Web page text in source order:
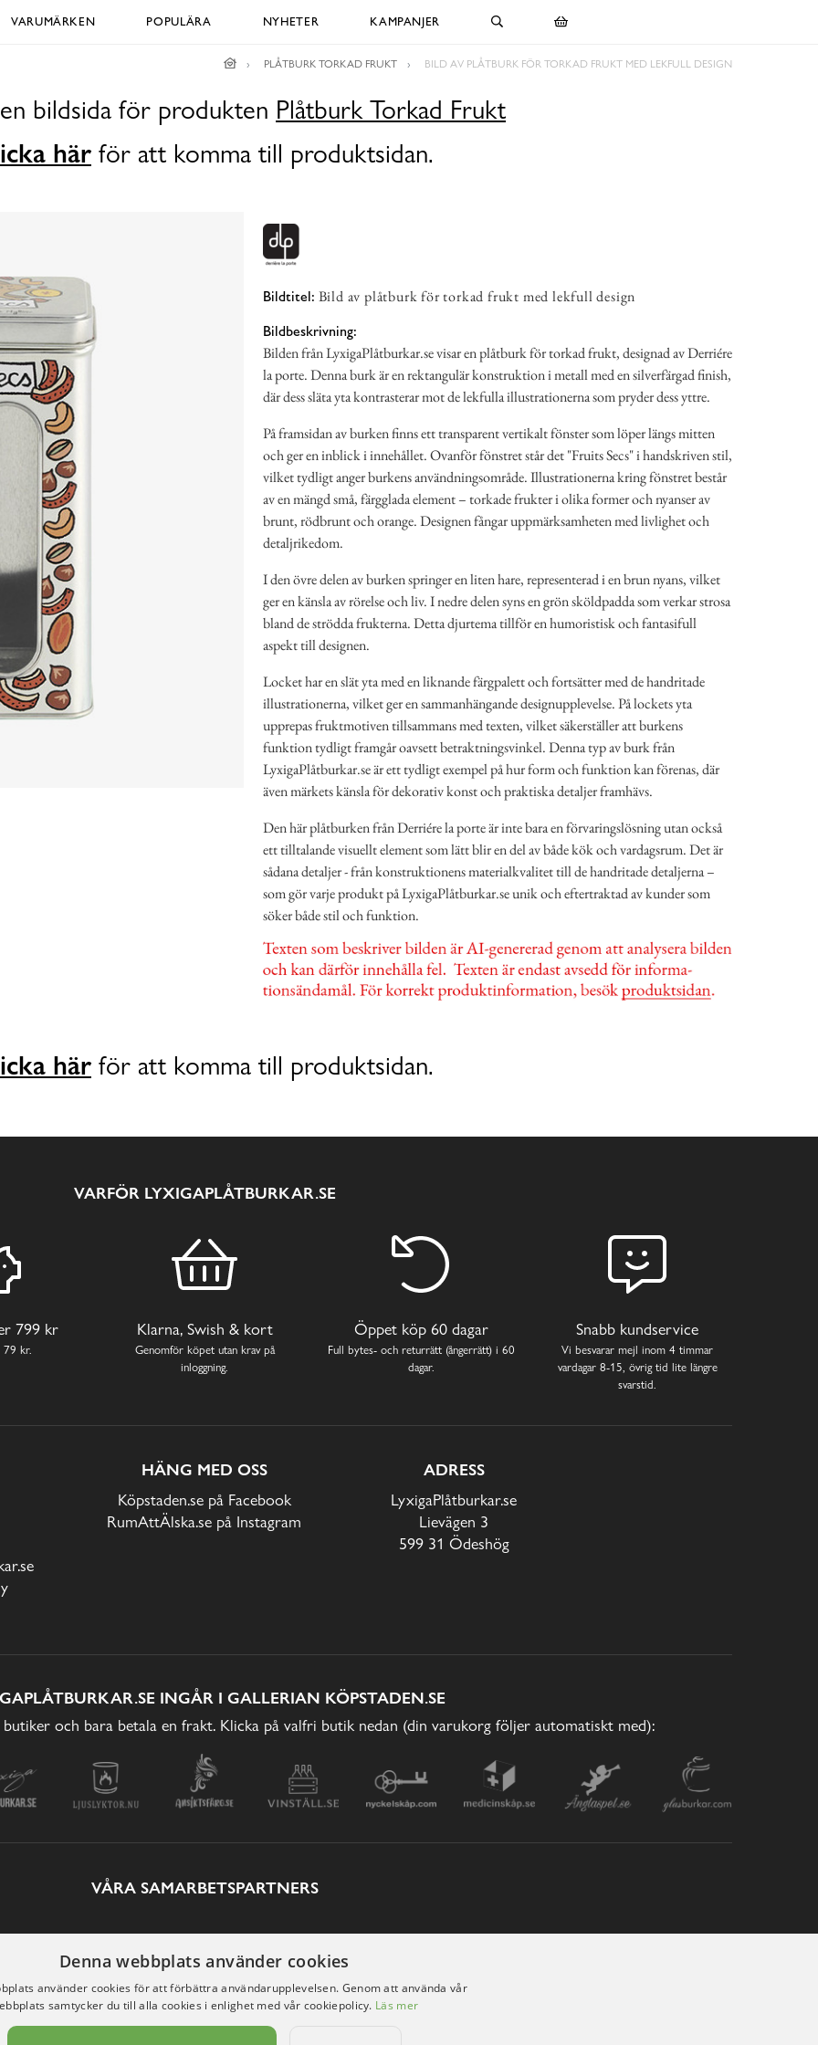
VARUMÄRKEN POPULÄRA NYHETER KAMPANJER
PLÅTBURK TORKAD FRUKT BILD AV PLÅTBURK FÖR TORKAD FRUKT MED LEKFULL DESIGN
bildsida för produkten Plåtburk Torkad Frukt
här för att komma till produktsidan.
Bildtitel: Bild av plåtburk för torkad frukt med lekfull design
Bildbeskrivning:
Bilden från LyxigaPlåtburkar.se visar en plåtburk för torkad frukt, designad av Derriére
la porte. Denna burk är en rektangulär konstruktion i metall med en silverfärgad finish,
där dess släta yta kontrasterar mot de lekfulla illustrationerna som pryder dess yttre.
På framsidan av burken finns ett transparent vertikalt fönster som löper längs mitten
och ger en inblick i innehållet. Ovanför fönstret står det "Fruits Secs" i handskriven stil,
vilket tydligt anger burkens användningsområde. Illustrationerna kring fönstret består
av en mängd små, färgglada element – torkade frukter i olika former och nyanser av
brunt, rödbrunt och orange. Designen fångar uppmärksamheten med livlighet och
detaljrikedom.
I den övre delen av burken springer en liten hare, representerad i en brun nyans, vilket
ger en känsla av rörelse och liv. I nedre delen syns en grön sköldpadda som verkar strosa
bland de strödda frukterna. Detta djurtema tillför en humoristisk och fantasifull
aspekt till designen.
Locket har en slät yta med en liknande färgpalett och fortsätter med de handritade
illustrationerna, vilket ger en sammanhängande designupplevelse. På lockets yta
upprepas fruktmotiven tillsammans med texten, vilket säkerställer att burkens
funktion tydligt framgår oavsett betraktningsvinkel. Denna typ av burk från
LyxigaPlåtburkar.se är ett tydligt exempel på hur form och funktion kan förenas, där
även märkets känsla för dekorativ konst och praktiska detaljer framhävs.
Den här plåtburken från Derriére la porte är inte bara en förvaringslösning utan också
ett tilltalande visuellt element som lätt blir en del av både kök och vardagsrum. Det är
sådana detaljer - från konstruktionens materialkvalitet till de handritade detaljerna –
som gör varje produkt på LyxigaPlåtburkar.se unik och eftertraktad av kunder som
söker både stil och funktion.
här för att komma till produktsidan.
VARFÖR LYXIGAPLÅTBURKAR.SE
799 kr
79 kr.
Klarna, Swish & kort
Genomför köpet utan krav på
inloggning.
Öppet köp 60 dagar
Full bytes- och returrätt (ångerrätt) i 60
dagar.
Snabb kundservice
Vi besvarar mejl inom 4 timmar
vardagar 8-15, övrig tid lite längre
svarstid.
HÄNG MED OSS
Köpstaden.se på Facebook
RumAttÄlska.se på Instagram
ADRESS
LyxigaPlåtburkar.se
Lievägen 3
599 31 Ödeshög
INGÅR I GALLERIAN KÖPSTADEN.SE
och bara betala en frakt. Klicka på valfri butik nedan (din varukorg följer automatiskt med):
VÅRA SAMARBETSPARTNERS
Denna webbplats använder cookies
använder cookies för att förbättra användarupplevelsen. Genom att använda vår
samtycker du till alla cookies i enlighet med vår cookiepolicy. Läs mer